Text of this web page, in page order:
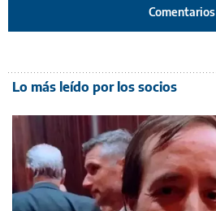
Comentarios
Lo más leído por los socios